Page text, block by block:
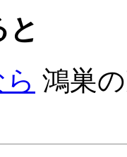
鴻巣